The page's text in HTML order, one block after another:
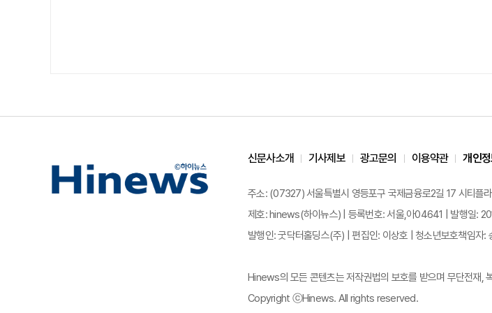
신문사소개 기사제보 광고문의 이용약관 개인
주소: (07327) 서울특별시 영등포구 국제금융로2길 17 시
제호: hinews(하이뉴스) | 등록번호: 서울,아04641 | 발행일:
발행인: 굿닥터홀딩스(주) | 편집인: 이상호 | 청소년보호책임자:
Hinews의 모든 콘텐츠는 저작권법의 보호를 받으며 무단전재,
Copyright ⓒHinews. All rights reserved.